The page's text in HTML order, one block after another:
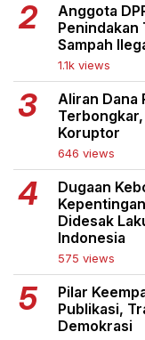
Anggota
Penindakan
Sampah
1.1k views
Aliran Dana
Koruptor
646 views
Dugaan
Didesak
Indonesia
575 views
Pilar
Publikasi,
Demokrasi